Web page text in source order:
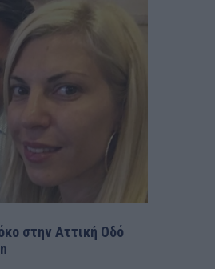
στην Αττική Οδό